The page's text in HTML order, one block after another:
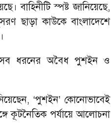
বাহিনীটি স্পষ্ট জানিয়েছে,
ছাড়া কাউকে বাংলাদেশে
সব ধরনের অবৈধ পুশইন ও
‘পুশইন’ কোনোভাবেই
কূটনৈতিক পর্যায়ে আলোচনা